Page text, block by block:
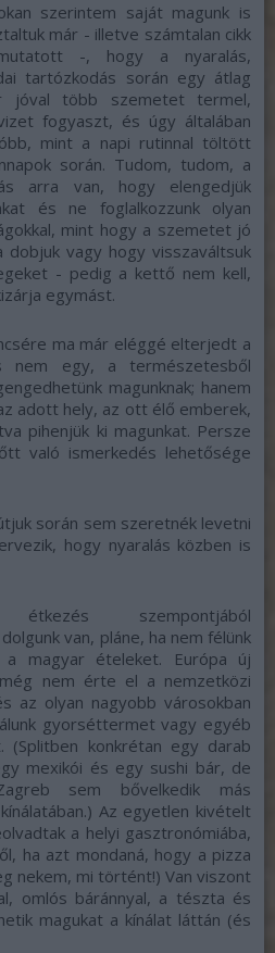
szerintem saját magunk is
már - illetve számtalan cikk
-, hogy a nyaralás,
tartózkodás során egy átlag
jóval több szemetet termel,
fogyaszt, és úgy általában
mint a napi rutinnal töltött
során. Tudom, tudom, a
arra van, hogy elengedjük
és ne foglalkozzunk olyan
mint hogy a szemetet jó
dobjuk vagy hogy visszaváltsuk
- pedig a kettő nem kell,
egymást.
ma már eléggé elterjedt a
nem egy, a természetesből
magunknak; hanem
adott hely, az ott élő emberek,
pihenjük ki magunkat. Persze
való ismerkedés lehetősége
során sem szeretnék levetni
hogy nyaralás közben is
étkezés szempontjából
van, pláne, ha nem félünk
magyar ételeket. Európa új
nem érte el a nemzetközi
az olyan nagyobb városokban
gyorséttermet vagy egyéb
(Splitben konkrétan egy darab
mexikói és egy sushi bár, de
sem bővelkedik más
Az egyetlen kivételt
a helyi gasztronómiába,
ha azt mondaná, hogy a pizza
nekem, mi történt!) Van viszont
omlós báránnyal, a tészta és
magukat a kínálat láttán (és